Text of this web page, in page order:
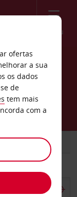
Menu
ofertas
a sua
os dados
de
tem mais
com a